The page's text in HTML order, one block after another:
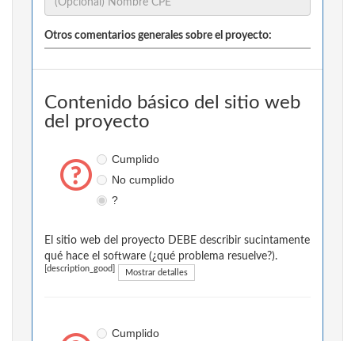
Otros comentarios generales sobre el proyecto:
Contenido básico del sitio web
del proyecto
Cumplido
No cumplido
?
El sitio web del proyecto DEBE describir sucintamente
qué hace el software (¿qué problema resuelve?).
[description_good] Mostrar detalles
Cumplido